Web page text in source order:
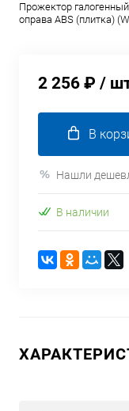
Прожектор
оправа ABS (плитка)
2 256 ₽ /
В
Нашли
В наличии